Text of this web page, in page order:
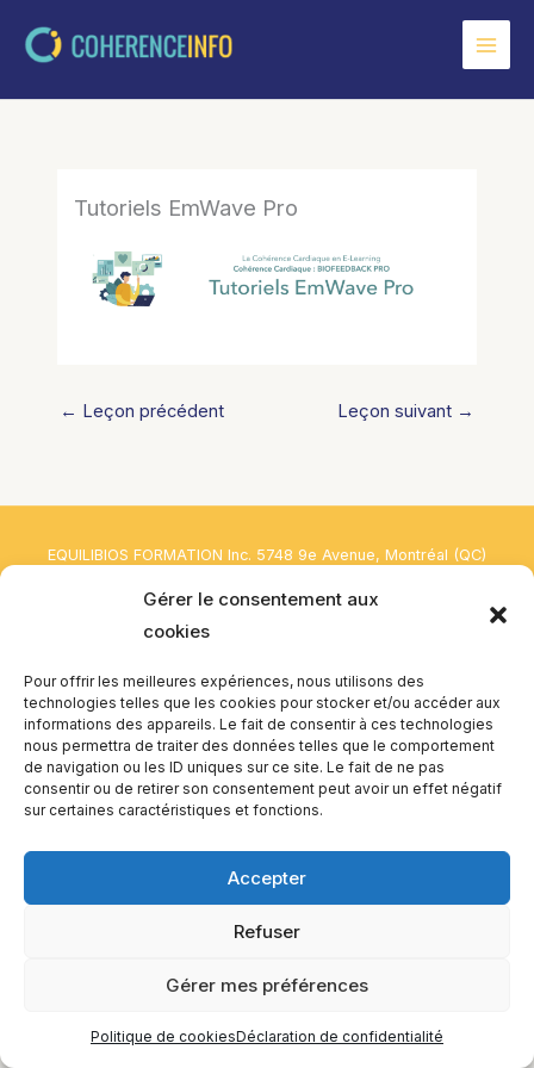
Gérer le consentement aux
cookies
Pour offrir les meilleures expériences, nous utilisons des
technologies telles que les cookies pour stocker et/ou accéder aux
informations des appareils. Le fait de consentir à ces technologies
nous permettra de traiter des données telles que le comportement
de navigation ou les ID uniques sur ce site. Le fait de ne pas
consentir ou de retirer son consentement peut avoir un effet négatif
sur certaines caractéristiques et fonctions.
Accepter
Refuser
Gérer mes préférences
Politique de cookiesDéclaration de confidentialité
Tutoriels EmWave Pro
← Leçon précédent Leçon suivant →
EQUILIBIOS FORMATION Inc. 5748 9e Avenue, Montréal (QC)